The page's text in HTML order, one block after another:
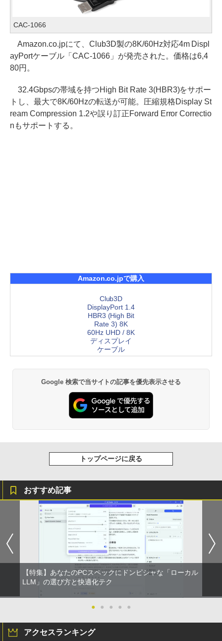
CAC-1066
Amazon.co.jpにて、Club3D製の8K/60Hz対応4m Displ
ayPortケーブル「CAC-1066」が発売された。価格は6,4
80円。
32.4Gbpsの帯域を持つHigh Bit Rate 3(HBR3)をサポー
トし、最大で8K/60Hzの転送が可能。圧縮規格Display St
ream Compression 1.2や誤り訂正Forward Error Correctio
nもサポートする。
Amazon.co.jpで購入
Club3D
DisplayPort 1.4
HBR3 (High Bit
Rate 3) 8K
60Hz UHD / 8K
ディスプレイ
ケーブル
Google 検索で当サイトの記事を優先表示させる
トップページに戻る
おすすめ記事
【特集】あなたのPCスペックにドンピシャな「ローカル
LLM」の選び方と快適化テク
● ● ● ● ●
アクセスランキング